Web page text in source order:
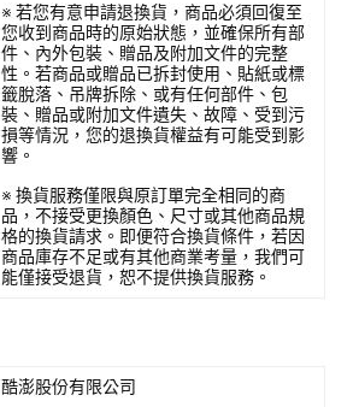
※ 若您有意申請退換貨，商品必須回復至
您收到商品時的原始狀態，並確保所有部
件、內外包裝、贈品及附加文件的完整
性。若商品或贈品已拆封使用、貼紙或標
籤脫落、吊牌拆除、或有任何部件、包
裝、贈品或附加文件遺失、故障、受到污
損等情況，您的退換貨權益有可能受到影
響。
※ 換貨服務僅限與原訂單完全相同的商
品，不接受更換顏色、尺寸或其他商品規
格的換貨請求。即便符合換貨條件，若因
商品庫存不足或有其他商業考量，我們可
能僅接受退貨，恕不提供換貨服務。
酷澎股份有限公司